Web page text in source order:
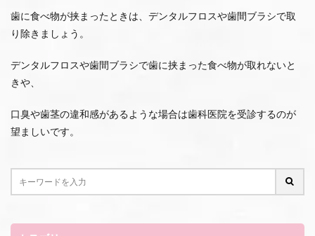
歯に食べ物が挟まったときは、デンタルフロスや歯間ブラシで取
り除きましょう。
デンタルフロスや歯間ブラシで歯に挟まった食べ物が取れないと
きや、
口臭や歯茎の違和感があるような場合は歯科医院を受診するのが
望ましいです。